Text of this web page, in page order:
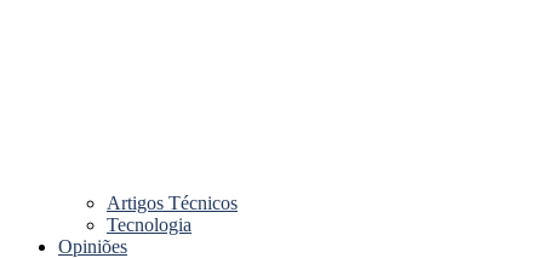
Artigos Técnicos
Tecnologia
Opiniões